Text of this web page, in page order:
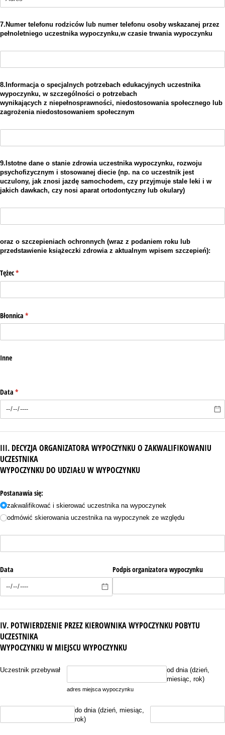
7.Numer telefonu rodziców lub numer telefonu osoby wskazanej przez
pełnoletniego uczestnika wypoczynku,w czasie trwania wypoczynku
8.Informacja o specjalnych potrzebach edukacyjnych uczestnika
wypoczynku, w szczególności o potrzebach
wynikających z niepełnosprawności, niedostosowania społecznego lub
zagrożenia niedostosowaniem społecznym
9.Istotne dane o stanie zdrowia uczestnika wypoczynku, rozwoju
psychofizycznym i stosowanej diecie (np. na co uczestnik jest
uczulony, jak znosi jazdę samochodem, czy przyjmuje stale leki i w
jakich dawkach, czy nosi aparat ortodontyczny lub okulary)
oraz o szczepieniach ochronnych (wraz z podaniem roku lub
przedstawienie książeczki zdrowia z aktualnym wpisem szczepień):
Tężec*
(wymagane)
Błonnica *
(wymagane)
Inne
Data *
(wymagane)
III. DECYZJA ORGANIZATORA WYPOCZYNKU O ZAKWALIFIKOWANIU
UCZESTNIKA
WYPOCZYNKU DO UDZIAŁU W WYPOCZYNKU
Postanawia się:
zakwalifikować i skierować uczestnika na wypoczynek
odmówić skierowania uczestnika na wypoczynek ze względu
Data Podpis organizatora wypoczynku
IV. POTWIERDZENIE PRZEZ KIEROWNIKA WYPOCZYNKU POBYTU
UCZESTNIKA
WYPOCZYNKU W MIEJSCU WYPOCZYNKU
Uczestnik przebywał
adres miejsca wypoczynku
od dnia (dzień,
miesiąc, rok)
do dnia (dzień, miesiąc,
rok)